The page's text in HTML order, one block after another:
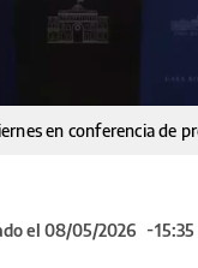
en conferencia de
el 08/05/2026 15:35